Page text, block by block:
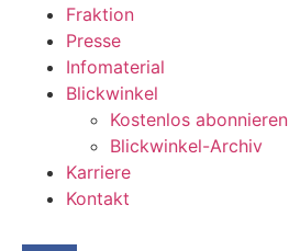
Fraktion
Presse
Infomaterial
Blickwinkel
Kostenlos abonnieren
Blickwinkel-Archiv
Karriere
Kontakt